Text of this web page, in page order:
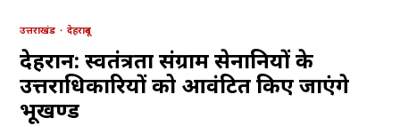
उत्तराखंड देहरादून
देहरादून: स्वतंत्रता संग्राम सेनानियों के
उत्तराधिकारियों को आवंटित किए जाएंगे
भूखण्ड